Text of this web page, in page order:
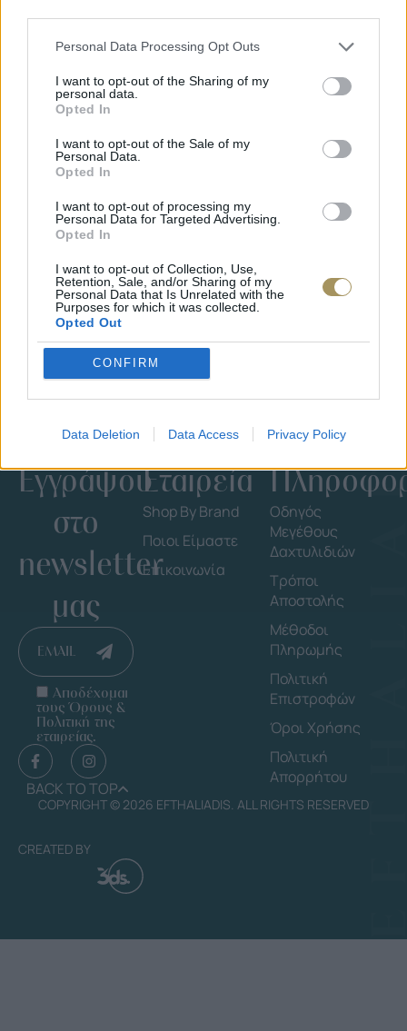
Personal Data Processing Opt Outs
I want to opt-out of the Sharing of my
personal data.
Opted In
I want to opt-out of the Sale of my
Personal Data.
Opted In
I want to opt-out of processing my
Personal Data for Targeted Advertising.
Opted In
I want to opt-out of Collection, Use,
Retention, Sale, and/or Sharing of my
Personal Data that Is Unrelated with the
Purposes for which it was collected.
Opted Out
CONFIRM
Data Deletion Data Access Privacy Policy
134€
Εγγράψου
στο
newsletter
μας
EMAIL
Αποδέχομαι
τους Όρους &
Πολιτική της
εταιρείας.
BACK TO TOP
Εταιρεία
Shop By Brand
Ποιοι Είμαστε
Επικοινωνία
Οδηγός
Μεγέθους
Δαχτυλιδιών
Τρόποι
Αποστολής
Μέθοδοι
Πληρωμής
Πολιτική
Επιστροφών
Όροι Χρήσης
Πολιτική
Απορρήτου
COPYRIGHT © 2026 EFTHALIADIS. ALL RIGHTS RESERVED
CREATED BY